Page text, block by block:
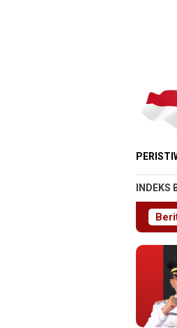
INDEKS
Magetan Beri Apresiasi Penuh